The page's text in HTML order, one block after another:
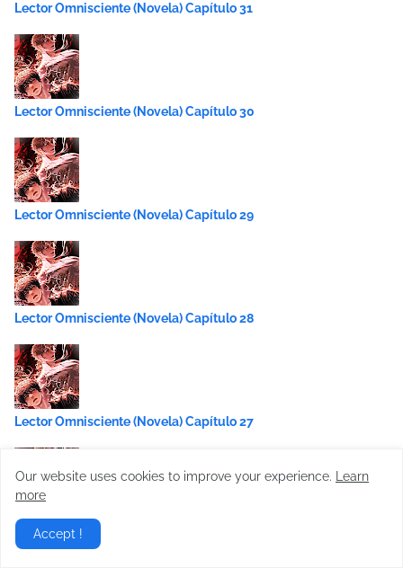
Lector Omnisciente (Novela) Capítulo 31
Lector Omnisciente (Novela) Capítulo 30
Lector Omnisciente (Novela) Capítulo 29
Lector Omnisciente (Novela) Capítulo 28
Lector Omnisciente (Novela) Capítulo 27
Lector Omnisciente (Novela) Capítulo 26
Our website uses cookies to improve your experience.
Learn
more
Accept !